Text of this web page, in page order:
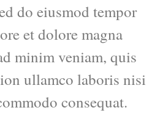
do eiusmod tempor
et dolore magna
minim veniam, quis
ullamco laboris nisi
consequat.